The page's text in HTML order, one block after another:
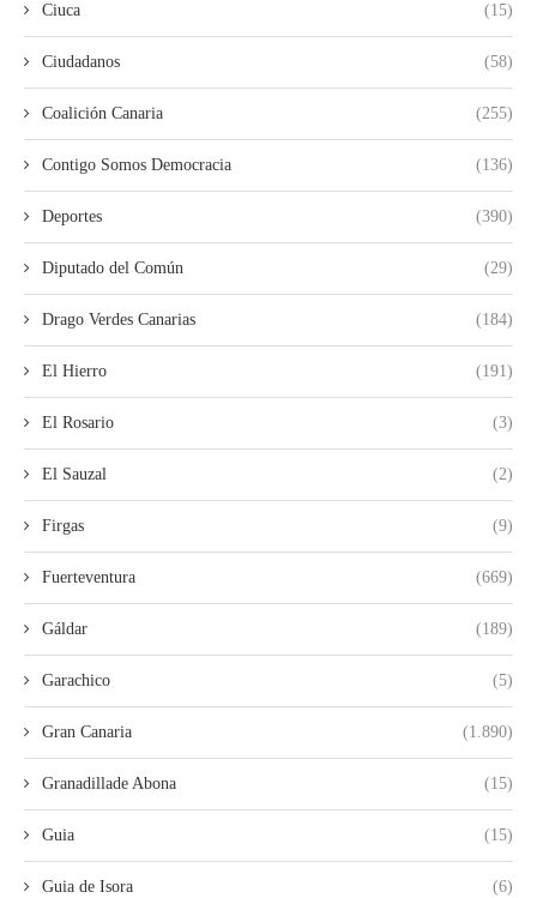
Ciuca (15)
Ciudadanos (58)
Coalición Canaria (255)
Contigo Somos Democracia (136)
Deportes (390)
Diputado del Común (29)
Drago Verdes Canarias (184)
El Hierro (191)
El Rosario (3)
El Sauzal (2)
Firgas (9)
Fuerteventura (669)
Gáldar (189)
Garachico (5)
Gran Canaria (1.890)
Granadillade Abona (15)
Guia (15)
Guia de Isora (6)